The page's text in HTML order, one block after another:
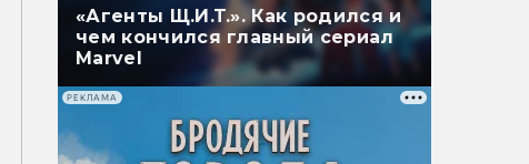
«Агенты Щ.И.Т.». Как родился и
чем кончился главный сериал
Marvel
РЕКЛАМА